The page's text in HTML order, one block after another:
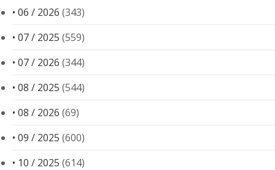
• 06 / 2026 (343)
• 07 / 2025 (559)
• 07 / 2026 (344)
• 08 / 2025 (544)
• 08 / 2026 (69)
• 09 / 2025 (600)
• 10 / 2025 (614)